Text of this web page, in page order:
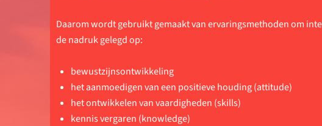
Daarom wordt gebruikt gemaakt van ervaringsmethoden om
de nadruk gelegd op:
bewustzijnsontwikkeling
het aanmoedigen van een positieve houding (attitude)
het ontwikkelen van vaardigheden (skills)
kennis vergaren (knowledge)